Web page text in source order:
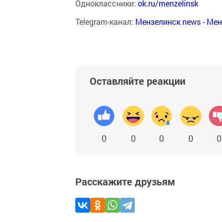
Одноклассники: ok.ru/menzelinsk
Telegram-канал: Мензелинск news -
Оставляйте реакции
0 0 0 0 0
Расскажите друзьям